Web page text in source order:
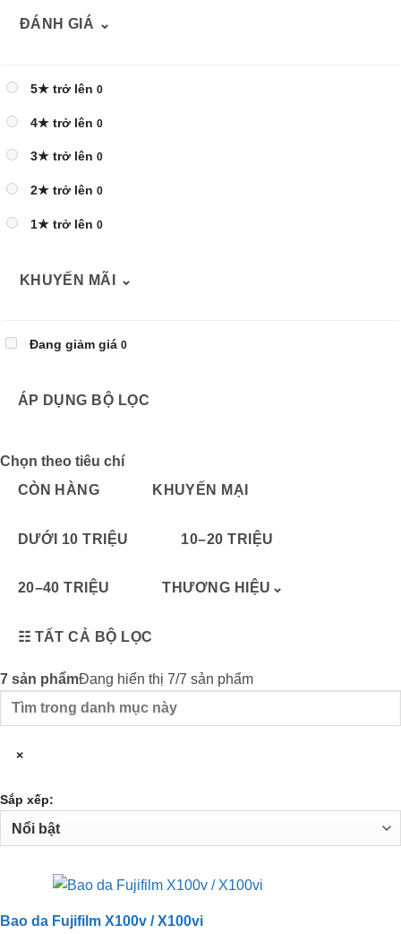
ĐÁNH GIÁ ⌄
5★ trở lên 0
4★ trở lên 0
3★ trở lên 0
2★ trở lên 0
1★ trở lên 0
KHUYẾN MÃI ⌄
Đang giảm giá 0
ÁP DỤNG BỘ LỌC
Chọn theo tiêu chí
CÒN HÀNG
KHUYẾN MẠI
DƯỚI 10 TRIỆU 10–20 TRIỆU
20–40 TRIỆU THƯƠNG HIỆU ⌄
☷ TẤT CẢ BỘ LỌC
7 sản phẩmĐang hiển thị 7/7 sản phẩm
Tìm
mục
×
Sắp xếp:
Bao da Fujifilm X100v / X100vi